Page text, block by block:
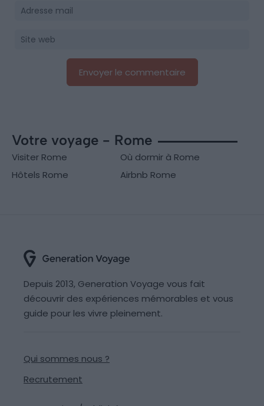
Votre voyage - Rome
Visiter Rome
Où dormir à Rome
Hôtels Rome
Airbnb Rome
Depuis 2013, Generation Voyage vous fait
découvrir des expériences mémorables et vous
guide pour les vivre pleinement.
Qui sommes nous ?
Recrutement